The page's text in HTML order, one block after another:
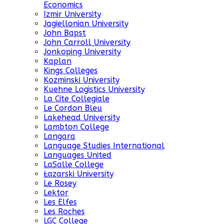
Economics
Izmir University
Jagiellonian University
John Bapst
John Carroll University
Jonkoping University
Kaplan
Kings Colleges
Kozminski University
Kuehne Logistics University
La Cite Collegiale
Le Cordon Bleu
Lakehead University
Lambton College
Langara
Language Studies International
Languages United
LaSalle College
Łazarski University
Le Rosey
Lektor
Les Elfes
Les Roches
LGC College